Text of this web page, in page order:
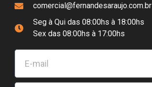
comercial@fernandesaraujo.com.br
Seg à Qui das 08:00hs à 18:00hs
Sex das 08:00hs à 17:00hs